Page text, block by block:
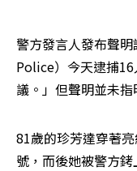
警方發言人發布聲
Police）今天逮捕
議。」但聲明並未指
81歲的珍芳達穿著
號，而後她被警方